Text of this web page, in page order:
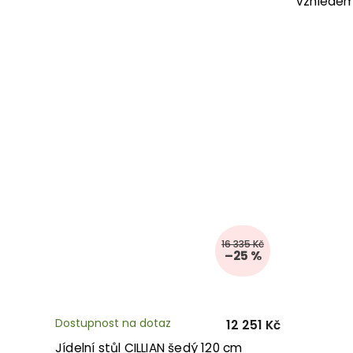
16 335 Kč
–25 %
Jídelní stůl CILLIAN šedý 120 cm
Dostupnost na dotaz 12 251 Kč